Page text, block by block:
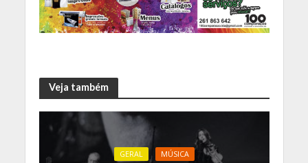
Veja também
GERAL MÚSICA